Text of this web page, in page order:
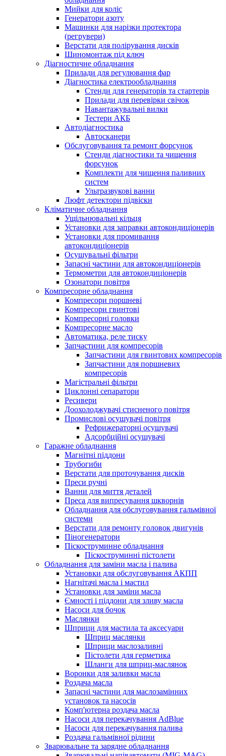
Мийки для коліс
Генератори азоту
Машинки для нарізки протектора
(регрувери)
Верстати для полірування дисків
Шиномонтаж під ключ
Діагностичне обладнання
Прилади для регулювання фар
Діагностика електрообладнання
Стенди для генераторів та стартерів
Прилади для перевірки свічок
Навантажувальні вилки
Тестери АКБ
Автодіагностика
Автосканери
Обслуговування та ремонт форсунок
Стенди діагностики та чищення
форсунок
Комплекти для чищення паливних
систем
Ультразвукові ванни
Люфт детектори підвіски
Кліматичне обладнання
Ущільнювальні кільця
Установки для заправки автокондиціонерів
Установки для промивання
автокондиціонерів
Осушувальні фільтри
Запасні частини для автокондиціонерів
Термометри для автокондиціонерів
Озонатори повітря
Компресорне обладнання
Компресори поршневі
Компресори гвинтові
Компресорні головки
Компресорне масло
Автоматика, реле тиску
Запчастини для компресорів
Запчастини для гвинтових компресорів
Запчастини для поршневих
компресорів
Магістральні фільтри
Циклонні сепаратори
Ресивери
Доохолоджувачі стисненого повітря
Промислові осушувачі повітря
Рефрижераторні осушувачі
Адсорбційні осушувачі
Гаражне обладнання
Магнітні піддони
Трубогиби
Верстати для проточування дисків
Преси ручні
Ванни для миття деталей
Преса для випресування шкворнів
Обладнання для обслуговування гальмівної
системи
Верстати для ремонту головок двигунів
Піногенератори
Піскоструминне обладнання
Піскоструминні пістолети
Обладнання для заміни масла і палива
Установки для обслуговування АКПП
Нагнітачі масла і мастил
Установки для заміни масла
Ємності і піддони для зливу масла
Насоси для бочок
Маслянки
Шприци для мастила та аксесуари
Шприц маслянки
Шприци маслозаливні
Пістолети для герметика
Шланги для шприц-маслянок
Воронки для заливки масла
Роздача масла
Запасні частини для маслозамінних
установок та насосів
Комп'ютерна роздача масла
Насоси для перекачування AdBlue
Насоси для перекачування палива
Роздача гальмівної рідини
Зварювальне та зарядне обладнання